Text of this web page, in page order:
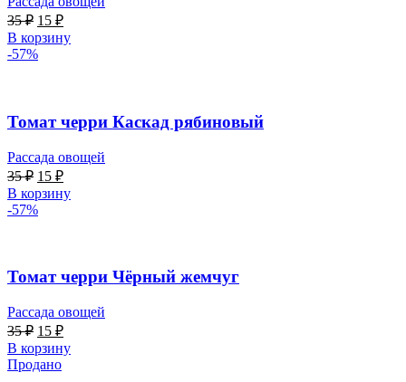
35₽ 15 ₽
В корзину
-57%
Томат черри Каскад рябиновый
Рассада овощей
35₽ 15 ₽
В корзину
-57%
Томат черри Чёрный жемчуг
Рассада овощей
35₽ 15 ₽
В корзину
Продано